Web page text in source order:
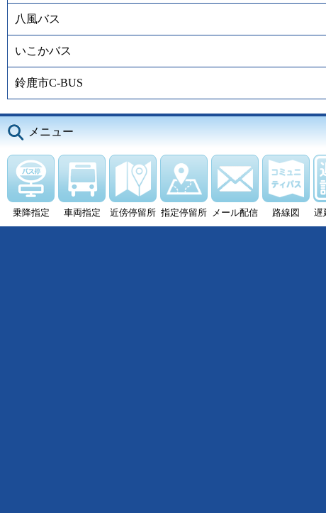
八風バス
いこかバス
鈴鹿市C-BUS
メニュー
乗降指定 車両指定 近傍停留所 指定停留所 メール配信 路線図 遅